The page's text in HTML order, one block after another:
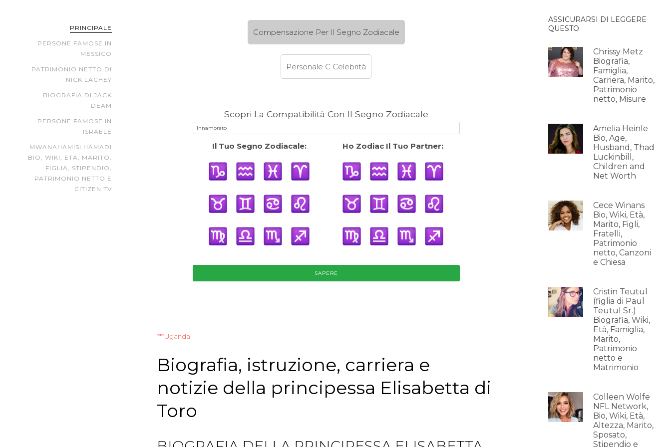
PRINCIPALE
PERSONE FAMOSE IN
MESSICO
PATRIMONIO NETTO DI
NICK LACHEY
BIOGRAFIA DI JACK
DEAM
PERSONE FAMOSE IN
ISRAELE
MWANAHAMISI HAMADI
BIO, WIKI, ETÀ, MARITO,
FIGLIA, STIPENDIO,
PATRIMONIO NETTO E
CITIZEN TV
Compensazione Per Il Segno Zodiacale
Personale C Celebrità
Scopri La Compatibilità Con Il Segno Zodiacale
Il Tuo Segno Zodiacale: Ho Zodiac Il Tuo Partner:
SAPERE
***Uganda
Biografia, istruzione, carriera e
notizie della principessa Elisabetta di
Toro
ASSICURARSI DI LEGGERE
QUESTO
Chrissy Metz
Biografia,
Famiglia,
Carriera, Marito,
Patrimonio
netto, Misure
Amelia Heinle
Bio, Age,
Husband, Thad
Luckinbill,
Children and
Net Worth
Cece Winans
Bio, Wiki, Età,
Marito, Figli,
Fratelli,
Patrimonio
netto, Canzoni
e Chiesa
Cristin Teutul
(figlia di Paul
Teutul Sr.)
Biografia, Wiki,
Età, Famiglia,
Marito,
Patrimonio
netto e
Matrimonio
Colleen Wolfe
NFL Network,
Bio, Wiki, Età,
Altezza, Marito,
Sposato,
Stipendio e